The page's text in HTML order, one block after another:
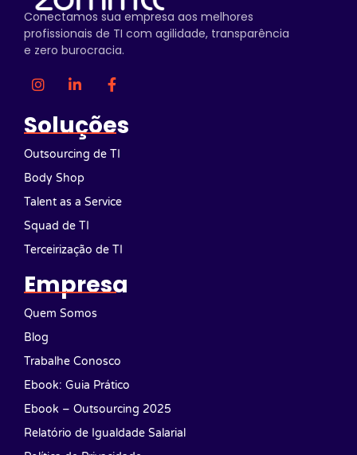
Conectamos sua empresa aos melhores
profissionais de TI com agilidade, transparência
e zero burocracia.
Soluções
Outsourcing de TI
Body Shop
Talent as a Service
Squad de TI
Terceirização de TI
Empresa
Quem Somos
Blog
Trabalhe Conosco
Ebook: Guia Prático
Ebook – Outsourcing 2025
Relatório de Igualdade Salarial